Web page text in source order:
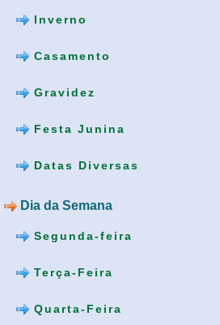
Inverno
Casamento
Gravidez
Festa Junina
Datas Diversas
Dia da Semana
Segunda-feira
Terça-Feira
Quarta-Feira